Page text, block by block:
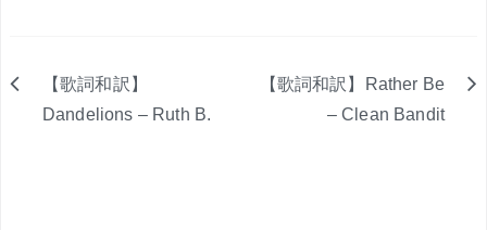
【歌詞和訳】
Dandelions – Ruth B.
【歌詞和訳】Rather Be
– Clean Bandit